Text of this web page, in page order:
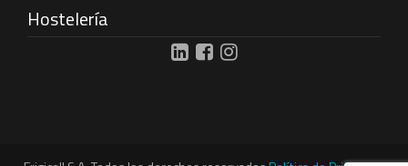
Hostelería